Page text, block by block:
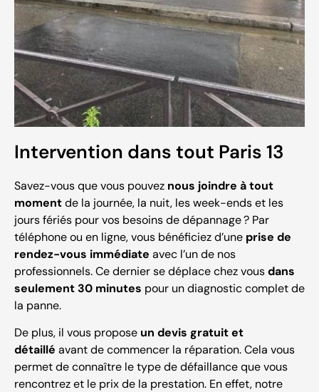
Intervention dans tout Paris 13
Savez-vous que vous pouvez nous joindre à tout
momentde la journée, la nuit, les week-ends et les
jours fériés pour vos besoins de dépannage ? Par
téléphone ou en ligne, vous bénéficiez d’une prise de
rendez-vous immédiate avec l’un de nos
professionnels. Ce dernier se déplace chez vousdans
seulement 30 minutes pour un diagnostic complet de
la panne.
De plus, il vous propose un devis gratuit et
détaillé avant de commencer la réparation. Cela vous
permet de connaître le type de défaillance que vous
rencontrez et le prix de la prestation. En effet, notre